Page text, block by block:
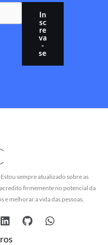
In
sc
re
va
-
se
sempre atualizado sobre as
firmemente no potencial da
melhorar a vida das pessoas.